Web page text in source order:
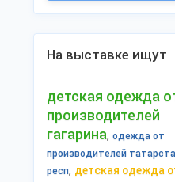
На выставке ищут
детская одежда
производителей
гагарина, одежда от
производителей
респ, детская одежда